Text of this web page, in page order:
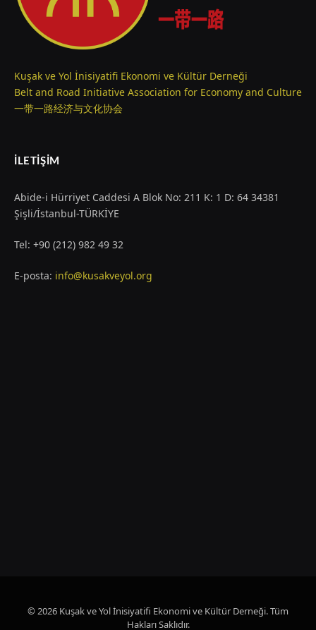
Kuşak ve Yol İnisiyatifi Ekonomi ve Kültür Derneği
Belt and Road Initiative Association for Economy and Culture
一带一路经济与文化协会
İLETIŞIM
Abide-i Hürriyet Caddesi A Blok No: 211 K: 1 D: 64 34381
Şişli/İstanbul-TÜRKİYE
Tel: +90 (212) 982 49 32
E-posta: info@kusakveyol.org
© 2026 Kuşak ve Yol İnisiyatifi Ekonomi ve Kültür Derneği. Tüm
Hakları Saklıdır.